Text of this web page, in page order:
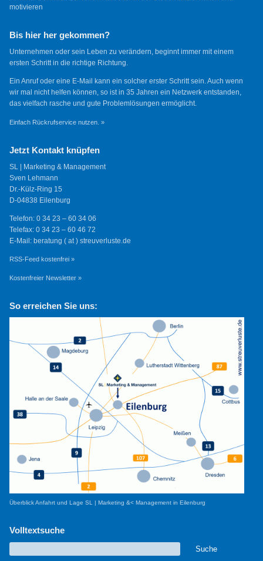
motivieren
Bis hier her gekommen?
Unternehmen oder sein Leben zu verändern, beginnt immer mit einem
ersten Schritt in die richtige Richtung.
Ein Anruf oder eine E-Mail kann ein solcher erster Schritt sein. Auch wenn
wir mal nicht helfen können, so ist in 35 Jahren ein Netzwerk entstanden,
das vielfach rasche und gute Problemlösungen ermöglicht.
Einfach Rückrufservice nutzen. »
Jetzt Kontakt knüpfen
SL | Marketing & Management
Sven Lehmann
Dr.-Külz-Ring 15
D-04838 Eilenburg
Telefon: 0 34 23 – 60 34 06
Telefax: 0 34 23 – 60 46 72
E-Mail: beratung ( at ) streuverluste.de
RSS-Feed kostenfrei »
Kostenfreier Newsletter »
So erreichen Sie uns:
Überblick Anfahrt und Lage SL | Marketing &< Management in Eilenburg
Volltextsuche